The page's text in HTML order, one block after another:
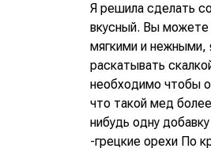
Я решила сделать
вкусный. Вы можете
мягкими и нежными,
раскатывать
необходимо чтобы
что такой мед
нибудь одну
-грецкие орехи По